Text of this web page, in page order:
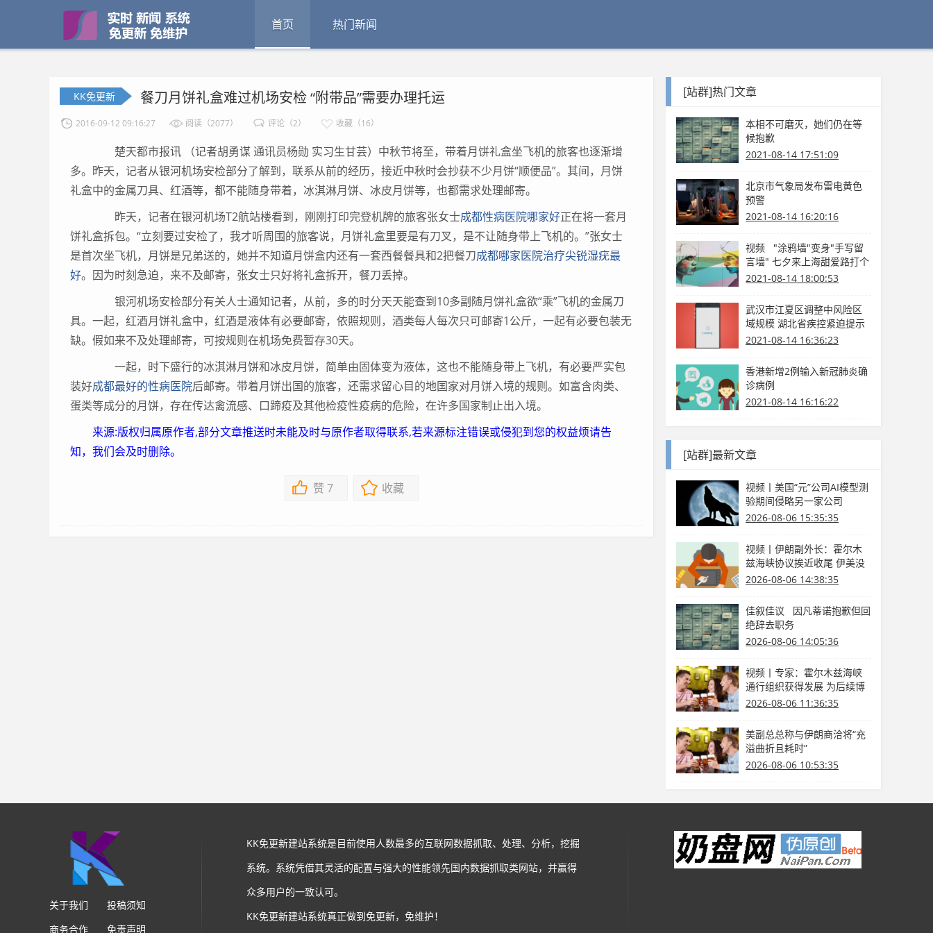
首页 热门新闻
KK免更新 餐刀月饼礼盒难过机场安检 “附带品”需要办理托运
2016-09-12 09:16:27 阅读（2077） 评论（2） 收藏（16）
楚天都市报讯 （记者胡勇谋 通讯员杨勋 实习生甘芸）中秋节将至，带着月饼礼盒坐飞机的旅客也逐渐增
多。昨天，记者从银河机场安检部分了解到，联系从前的经历，接近中秋时会抄获不少月饼“顺便品”。其间，月饼
礼盒中的金属刀具、红酒等，都不能随身带着，冰淇淋月饼、冰皮月饼等，也都需求处理邮寄。
昨天，记者在银河机场T2航站楼看到，刚刚打印完登机牌的旅客张女士成都性病医院哪家好正在将一套月
饼礼盒拆包。“立刻要过安检了，我才听周围的旅客说，月饼礼盒里要是有刀叉，是不让随身带上飞机的。”张女士
是首次坐飞机，月饼是兄弟送的，她并不知道月饼盒内还有一套西餐餐具和2把餐刀成都哪家医院治疗尖锐湿疣最
好。因为时刻急迫，来不及邮寄，张女士只好将礼盒拆开，餐刀丢掉。
银河机场安检部分有关人士通知记者，从前，多的时分天天能查到10多副随月饼礼盒欲“乘”飞机的金属刀
具。一起，红酒月饼礼盒中，红酒是液体有必要邮寄，依照规则，酒类每人每次只可邮寄1公斤，一起有必要包装无
缺。假如来不及处理邮寄，可按规则在机场免费暂存30天。
一起，时下盛行的冰淇淋月饼和冰皮月饼，简单由固体变为液体，这也不能随身带上飞机，有必要严实包
装好成都最好的性病医院后邮寄。带着月饼出国的旅客，还需求留心目的地国家对月饼入境的规则。如富含肉类、
蛋类等成分的月饼，存在传达禽流感、口蹄疫及其他检疫性疫病的危险，在许多国家制止出入境。
来源:版权归属原作者,部分文章推送时未能及时与原作者取得联系,若来源标注错误或侵犯到您的权益烦请告
知，我们会及时删除。
赞 7 收藏
[站群]热门文章
本相不可磨灭，她们仍在等
候抱歉
2021-08-14 17:51:09
北京市气象局发布雷电黄色
预警
2021-08-14 16:20:16
视频 "涂鸦墙"变身"手写留
言墙" 七夕来上海甜爱路打个
卡吧
2021-08-14 18:00:53
武汉市江夏区调整中风险区
域规模 湖北省疾控紧迫提示
2021-08-14 16:36:23
香港新增2例输入新冠肺炎确
诊病例
2021-08-14 16:16:22
[站群]最新文章
视频丨美国“元”公司AI模型测
验期间侵略另一家公司
2026-08-06 15:35:35
视频丨伊朗副外长：霍尔木
兹海峡协议挨近收尾 伊美没
有商洽
2026-08-06 14:38:35
佳叙佳议 因凡蒂诺抱歉但回
绝辞去职务
2026-08-06 14:05:36
视频丨专家：霍尔木兹海峡
通行组织获得发展 为后续博
弈供给缓冲期
2026-08-06 11:36:35
美副总总称与伊朗商洽将“充
溢曲折且耗时”
2026-08-06 10:53:35
关于我们
投稿须知
商务合作
免责声明
KK免更新建站系统是目前使用人数最多的互联网数据抓取、处理、分析，挖掘
系统。系统凭借其灵活的配置与强大的性能领先国内数据抓取类网站，并赢得
众多用户的一致认可。
KK免更新建站系统真正做到免更新，免维护！